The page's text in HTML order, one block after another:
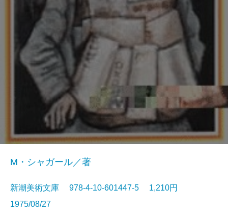
M・シャガール／著
新潮美術文庫 978-4-10-601447-5 1,210円
1975/08/27